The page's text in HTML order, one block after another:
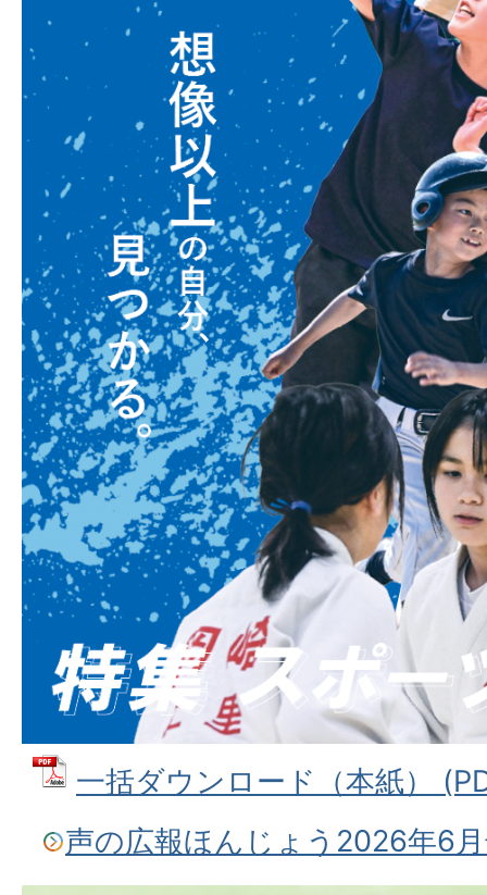
一括ダウンロード（本紙）
声の広報ほんじょう2026年6